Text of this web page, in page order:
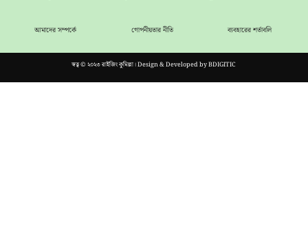
আমাদের সম্পর্কে গোপনীয়তার নীতি ব্যবহারের শর্তাবলি
স্বত্ব © ২০২৩ রাইজিং কুমিল্লা। Design & Developed byBDIGITIC